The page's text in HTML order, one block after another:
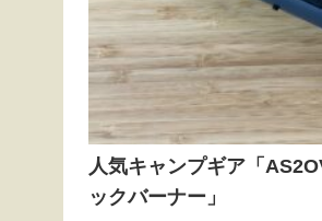
人気キャンプギア「
ックバーナー」